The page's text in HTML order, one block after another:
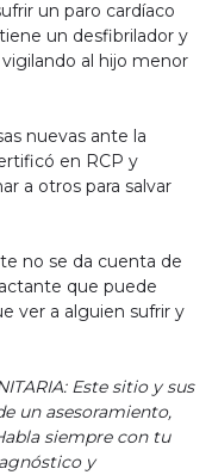
un paro cardíaco
un desfibrilador y
al hijo menor
nuevas ante la
en RCP y
a otros para salvar
no se da cuenta de
que puede
ver a alguien sufrir y
Este sitio y sus
un asesoramiento,
siempre con tu
y